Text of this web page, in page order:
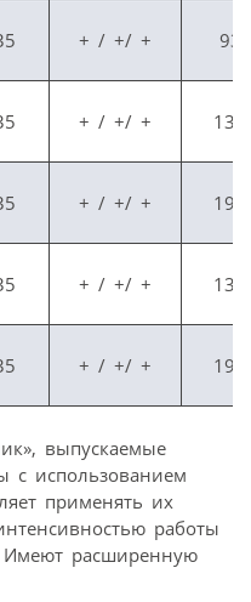
+ / +/ + 935
+ / +/ +
+ / +/ +
+ / +/ +
+ / +/ +
выпускаемые
с использованием
применять их
работы
Имеют расширенную